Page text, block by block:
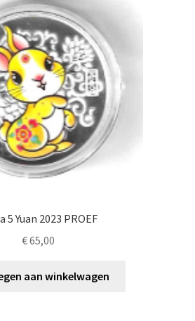
5 Yuan 2023 PROEF
€65,00
aan winkelwagen